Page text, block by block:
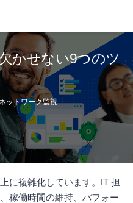
かせない9つのツ
ットワーク監視
に複雑化しています。IT 担
稼働時間の維持、パフォー